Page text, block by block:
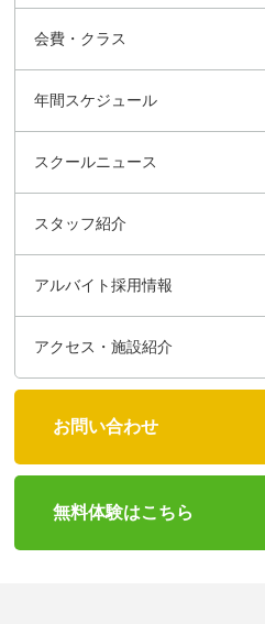
会費・クラス
年間スケジュール
スクールニュース
スタッフ紹介
アルバイト採用情報
アクセス・施設紹介
お問い合わせ
無料体験はこちら